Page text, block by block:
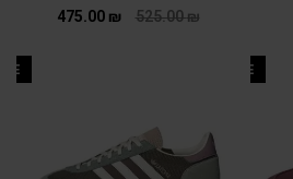
525.00₪
475.00 ₪
SALE